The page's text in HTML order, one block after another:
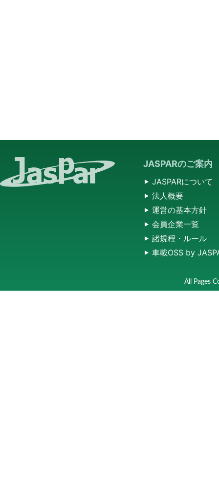
JASPARのご案内
JASPARについて
法人概要
運営の基本方針
会員企業一覧
諸規程・ルール
車載OSS by
All Pages